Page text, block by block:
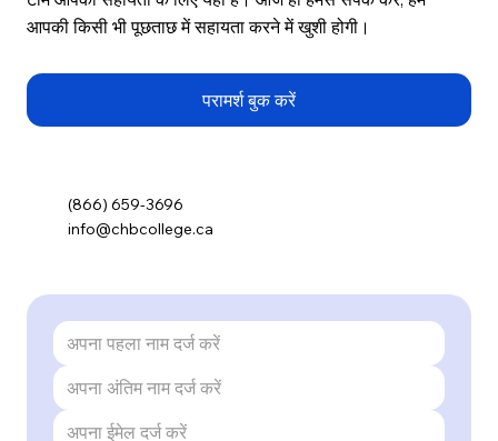
आपकी किसी भी पूछताछ में सहायता करने में खुशी होगी।
परामर्श बुक करें
(866) 659-3696
info@chbcollege.ca